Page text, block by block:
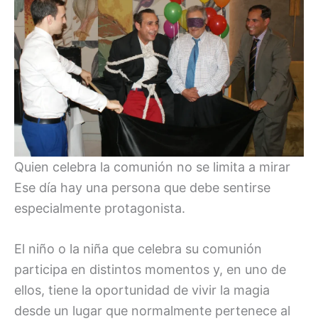
Quien celebra la comunión no se limita a mirar
Ese día hay una persona que debe sentirse
especialmente protagonista.
El niño o la niña que celebra su comunión
participa en distintos momentos y, en uno de
ellos, tiene la oportunidad de vivir la magia
desde un lugar que normalmente pertenece al